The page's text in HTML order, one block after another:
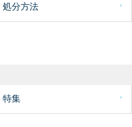
処分方法
特集